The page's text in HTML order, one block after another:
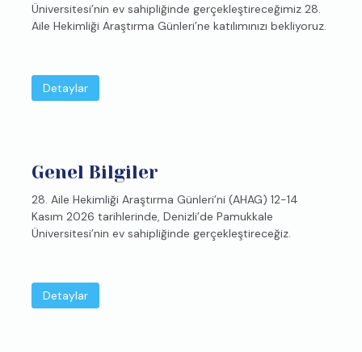
Üniversitesi’nin ev sahipliğinde gerçekleştireceğimiz 28.
Aile Hekimliği Araştırma Günleri’ne katılımınızı bekliyoruz.
Detaylar
Genel Bilgiler
28. Aile Hekimliği Araştırma Günleri’ni (AHAG) 12-14
Kasım 2026 tarihlerinde, Denizli’de Pamukkale
Üniversitesi’nin ev sahipliğinde gerçekleştireceğiz.
Detaylar